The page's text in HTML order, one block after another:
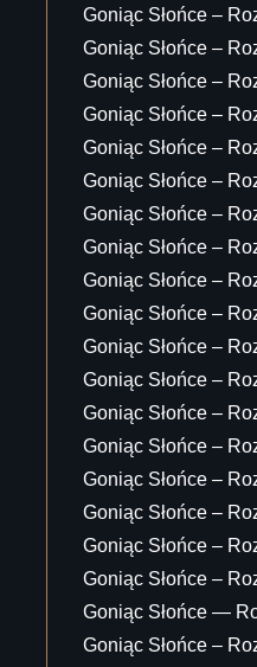
Goniąc Słońce –
Goniąc Słońce –
Goniąc Słońce –
Goniąc Słońce –
Goniąc Słońce –
Goniąc Słońce –
Goniąc Słońce –
Goniąc Słońce –
Goniąc Słońce –
Goniąc Słońce –
Goniąc Słońce –
Goniąc Słońce –
Goniąc Słońce –
Goniąc Słońce –
Goniąc Słońce –
Goniąc Słońce –
Goniąc Słońce –
Goniąc Słońce –
Goniąc Słońce —
Goniąc Słońce –